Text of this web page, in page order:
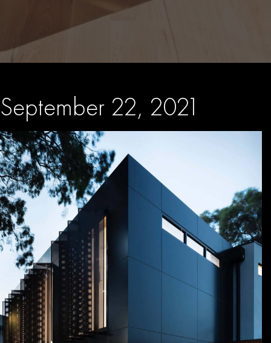
September 22, 2021